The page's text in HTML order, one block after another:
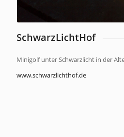
SchwarzLichtHof
Minigolf unter Schwarzlicht in der
www.schwarzlichthof.de